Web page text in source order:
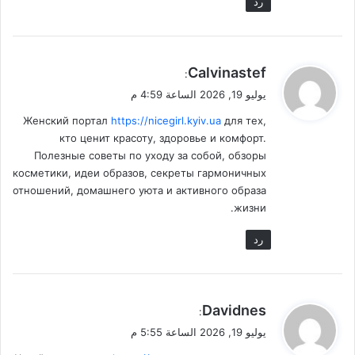
ي
ل
Calvinastef
:
يوليو 19, 2026 الساعة 4:59 م
Женский портал https://nicegirl.kyiv.ua для тех,
кто ценит красоту, здоровье и комфорт.
Полезные советы по уходу за собой, обзоры
косметики, идеи образов, секреты гармоничных
отношений, домашнего уюта и активного образа
жизни.
رد
يDavidnes
:
يوليو 19, 2026 الساعة 5:55 م